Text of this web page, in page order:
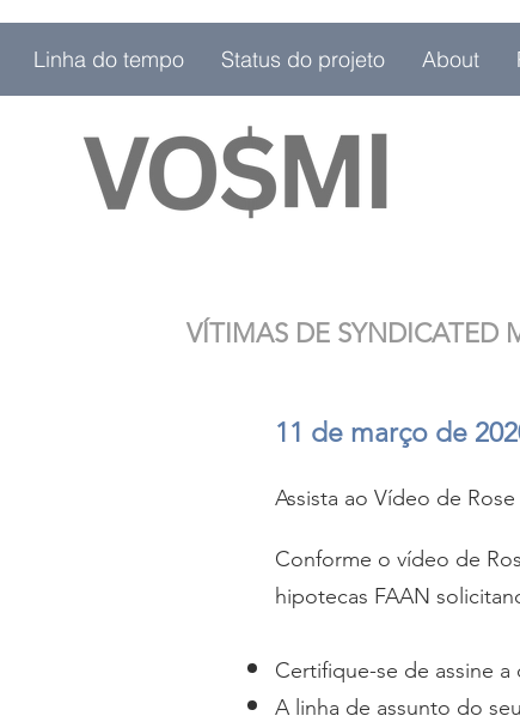
Linha do tempo Status do projeto About
VÍTIMAS DE SYNDICATED
11 de março de
Assista ao Vídeo de
Conforme o vídeo de
hipotecas FAAN
Certifique-se de assine a
A linha de assunto do